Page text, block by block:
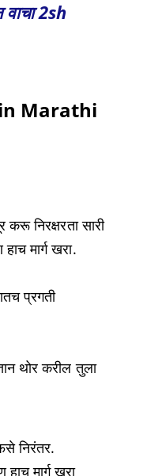
वाचा 2sh
Marathi
करू निरक्षरता सारी
मार्ग खरा.
प्रगती
थोर करील तुला
निरंतर.
हाच मार्ग खरा